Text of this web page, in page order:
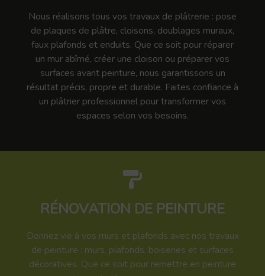
Nous réalisons tous vos travaux de plâtrerie : pose
de plaques de plâtre, cloisons, doublages muraux,
faux plafonds et enduits. Que ce soit pour réparer
un mur abîmé, créer une cloison ou préparer vos
surfaces avant peinture, nous garantissons un
résultat précis, propre et durable. Faites confiance à
un plâtrier professionnel pour transformer vos
espaces selon vos besoins.
RÉNOVATION DE PEINTURE
Donnez vie à vos murs et plafonds avec nos travaux
de peinture : murs, plafonds, boiseries et surfaces
décoratives. Que ce soit pour remettre en peinture